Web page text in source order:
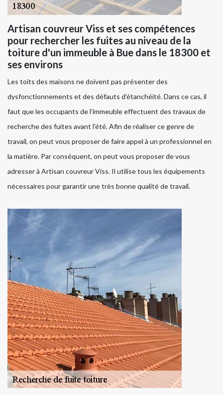
Artisan couvreur Viss et ses compétences
pour rechercher les fuites au niveau de la
toiture d'un immeuble à Bue dans le 18300 et
ses environs
Les toits des maisons ne doivent pas présenter des
dysfonctionnements et des défauts d'étanchéité. Dans ce cas, il
faut que les occupants de l'immeuble effectuent des travaux de
recherche des fuites avant l'été. Afin de réaliser ce genre de
travail, on peut vous proposer de faire appel à un professionnel en
la matière. Par conséquent, on peut vous proposer de vous
adresser à Artisan couvreur Viss. Il utilise tous les équipements
nécessaires pour garantir une très bonne qualité de travail.